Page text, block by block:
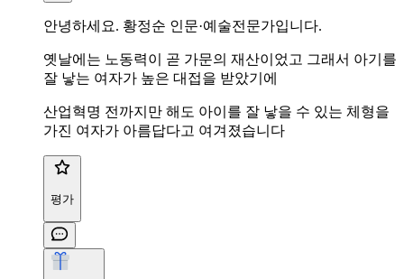
안녕하세요. 황정순 인문·예술전문가입니다.
옛날에는 노동력이 곧 가문의 재산이었고 그래서 아기를
잘 낳는 여자가 높은 대접을 받았기에
산업혁명 전까지만 해도 아이를 잘 낳을 수 있는 체형을
가진 여자가 아름답다고 여겨졌습니다
평가